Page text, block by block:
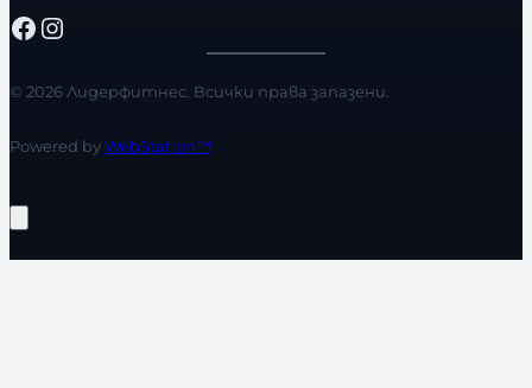
Facebook Instagram
© 2026 Лидерфитнес. Всички права запазени.
Powered byWebStation™